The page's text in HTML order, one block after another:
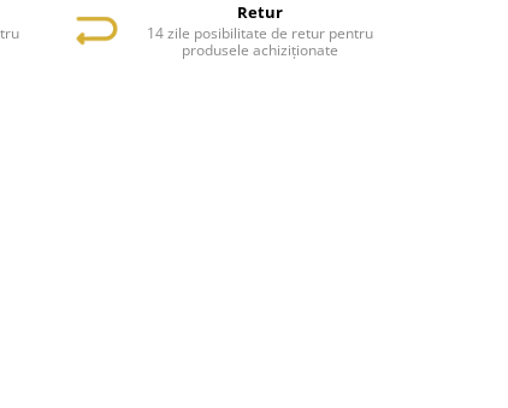
Retur
14 zile posibilitate de retur pentru
produsele achiziționate